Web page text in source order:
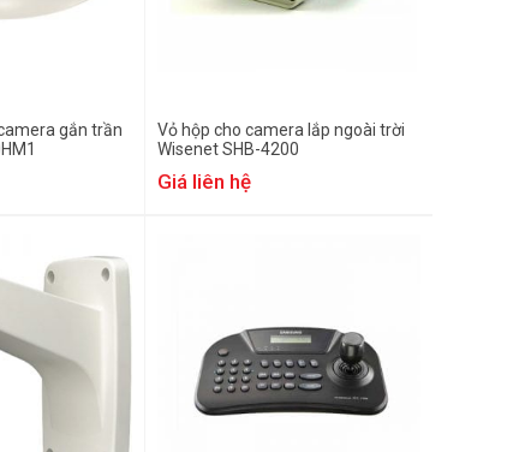
gắn trần
Vỏ hộp cho camera lắp ngoài trời
Wisenet SHB-4200
Giá liên hệ